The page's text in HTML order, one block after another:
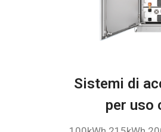
Sistemi di
per uso